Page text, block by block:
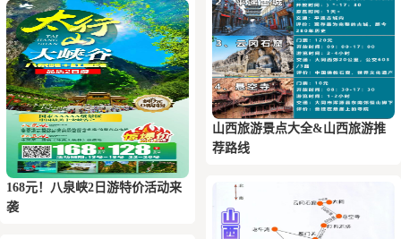
168元！八泉峡2日游特价活动来
袭
山西旅游景点大全&山西旅游推
荐路线